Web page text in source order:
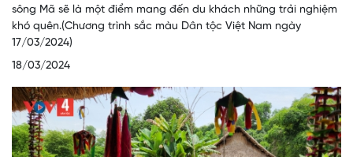
sông Mã sẽ là một điểm mang đến du khách những trải nghiệm
khó quên.(Chương trình sắc màu Dân tộc Việt Nam ngày
17/03/2024)
18/03/2024